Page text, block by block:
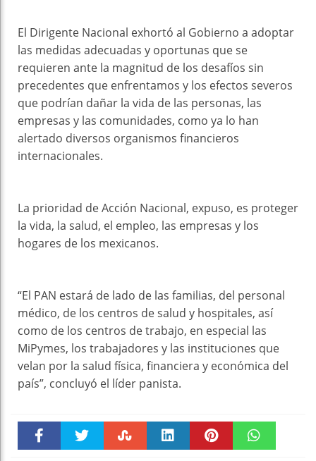
El Dirigente Nacional exhortó al Gobierno a adoptar
las medidas adecuadas y oportunas que se
requieren ante la magnitud de los desafíos sin
precedentes que enfrentamos y los efectos severos
que podrían dañar la vida de las personas, las
empresas y las comunidades, como ya lo han
alertado diversos organismos financieros
internacionales.
La prioridad de Acción Nacional, expuso, es proteger
la vida, la salud, el empleo, las empresas y los
hogares de los mexicanos.
“El PAN estará de lado de las familias, del personal
médico, de los centros de salud y hospitales, así
como de los centros de trabajo, en especial las
MiPymes, los trabajadores y las instituciones que
velan por la salud física, financiera y económica del
país”, concluyó el líder panista.